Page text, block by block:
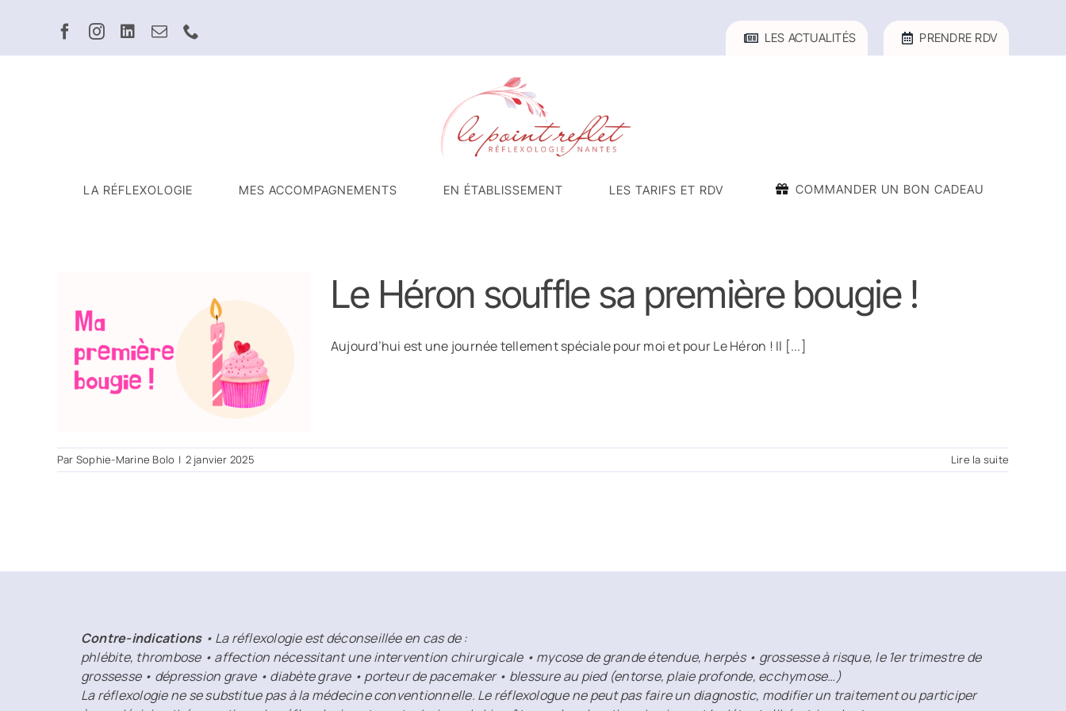
LES ACTUALITÉS PRENDRE RDV
LA RÉFLEXOLOGIE MES ACCOMPAGNEMENTS EN ÉTABLISSEMENT LES TARIFS ET RDV COMMANDER UN BON CADEAU
Le Héron souffle sa première bougie !
Aujourd’hui est une journée tellement spéciale pour moi et pour Le Héron ! Il [...]
Par Sophie-Marine Bolo | 2 janvier 2025 Lire la suite
Contre-indications• La réflexologie est déconseillée en cas de :
phlébite, thrombose • affection nécessitant une intervention chirurgicale • mycose de grande étendue, herpès • grossesse à risque, le 1er trimestre de
grossesse • dépression grave • diabète grave • porteur de pacemaker • blessure au pied (entorse, plaie profonde, ecchymose…)
La réflexologie ne se substitue pas à la médecine conventionnelle. Le réflexologue ne peut pas faire un diagnostic, modifier un traitement ou participer